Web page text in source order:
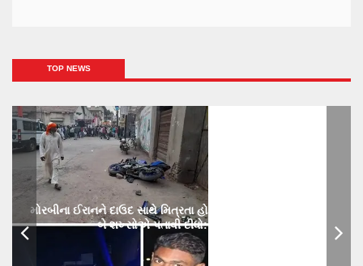
TOP NEWS
મોરબીના ઈરાનને દાઉદ સાથે મિત્રતા હોય છાતીમાં છરીનો ઘા ઝીકિને
બે શખ્સોએ પતાવી દીધો: ગુનો નોંધાયો